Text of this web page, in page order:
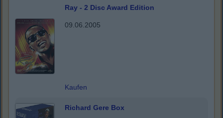
Ray - 2 Disc Award Edition
09.06.2005
Kaufen
Richard Gere Box